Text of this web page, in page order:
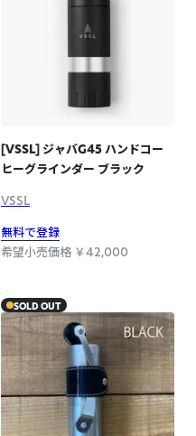
[VSSL] ジャバG45 ハンドコー
ヒーグラインダー ブラック
VSSL
無料で登録
希望小売価格 ￥42,000
SOLD OUT